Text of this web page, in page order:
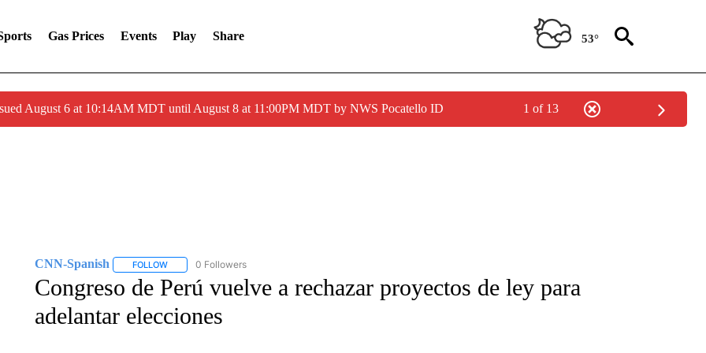
Gas Prices Events Play Share 53°
August 6 at 10:14AM MDT until August 8 at 11:00PM MDT by NWS Pocatello ID 1 of 13
CNN-Spanish FOLLOWFOLLOW "CNN-SPANISH" TO RECEIVE NOTIFICATIONS ABOUT NEW PAGES ON "CNN-SPANISH".
0 Followers
Congreso de Perú vuelve a rechazar proyectos de ley para
adelantar elecciones